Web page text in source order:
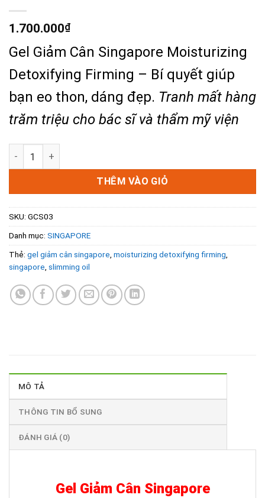
1.700.000₫
Gel Giảm Cân Singapore Moisturizing
Detoxifying Firming – Bí quyết giúp
bạn eo thon, dáng đẹp. Tranh mất hàng
trăm triệu cho bác sĩ và thẩm mỹ viện
THÊM VÀO GIỎ
SKU: GCS03
Danh mục: SINGAPORE
Thẻ: gel giảm cân singapore moisturizing detoxifying firming
singapore slimming oil
MÔ TẢ
THÔNG TIN BỔ SUNG
ĐÁNH GIÁ (0)
Gel Giảm Cân Singapore